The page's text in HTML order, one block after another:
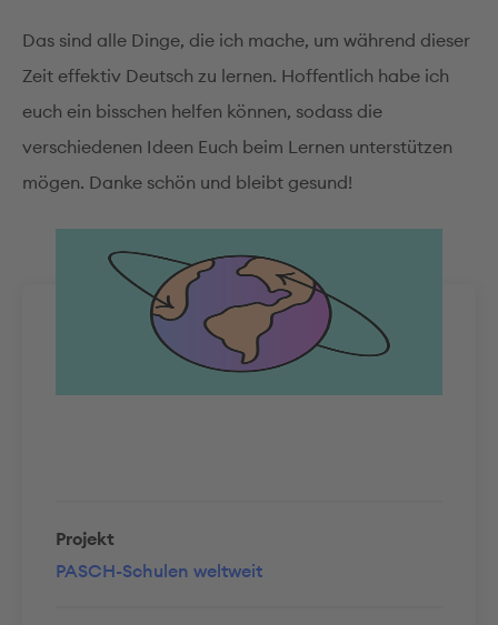
Das sind alle Dinge, die ich mache, um während dieser
Zeit effektiv Deutsch zu lernen. Hoffentlich habe ich
euch ein bisschen helfen können, sodass die
verschiedenen Ideen Euch beim Lernen unterstützen
mögen. Danke schön und bleibt gesund!
Projekt
PASCH-Schulen weltweit